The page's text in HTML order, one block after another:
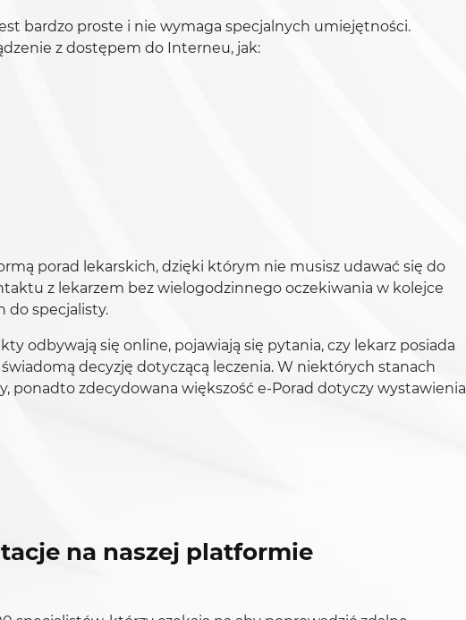
bardzo proste i nie wymaga specjalnych umiejętności.
z dostępem do Interneu, jak:
porad lekarskich, dzięki którym nie musisz udawać się do
z lekarzem bez wielogodzinnego oczekiwania w kolejce
do specjalisty.
odbywają się online, pojawiają się pytania, czy lekarz posiada
decyzję dotyczącą leczenia. W niektórych stanach
ponadto zdecydowana większość e-Porad dotyczy wystawienia
na naszej platformie